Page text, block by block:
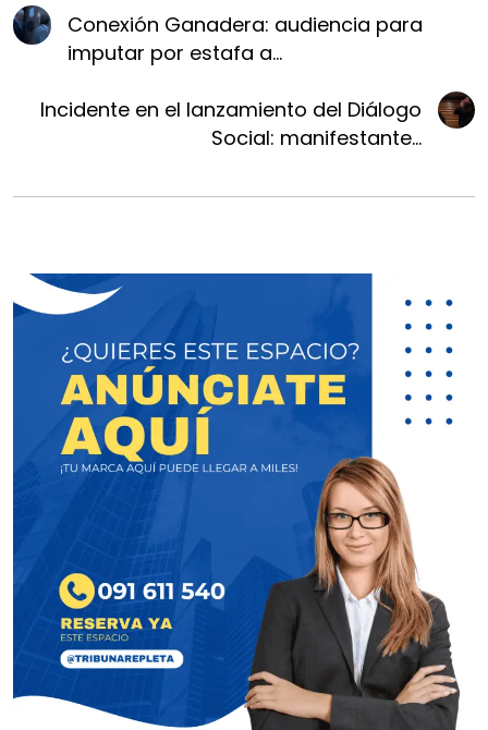
Conexión Ganadera: audiencia para
imputar por estafa a...
Incidente en el lanzamiento del Diálogo
Social: manifestante...